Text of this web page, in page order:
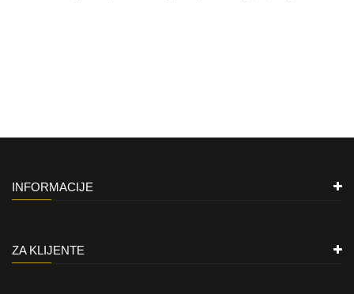
INFORMACIJE
ZA KLIJENTE